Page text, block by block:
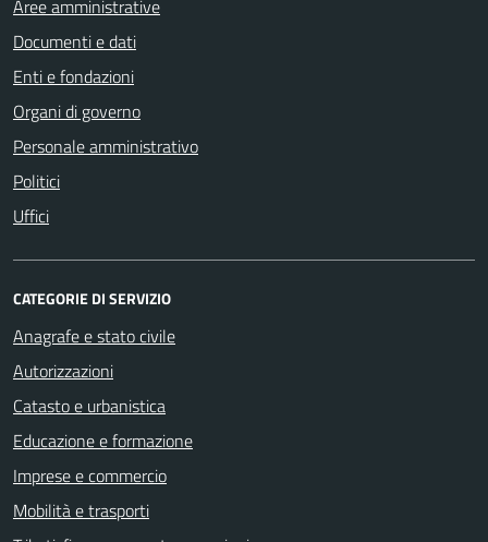
Aree amministrative
Documenti e dati
Enti e fondazioni
Organi di governo
Personale amministrativo
Politici
Uffici
CATEGORIE DI SERVIZIO
Anagrafe e stato civile
Autorizzazioni
Catasto e urbanistica
Educazione e formazione
Imprese e commercio
Mobilità e trasporti